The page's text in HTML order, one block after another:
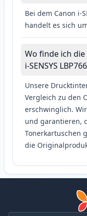
Bei dem Canon i-
handelt es sich
Wo finde ich
i-SENSYS
Unsere
Vergleich zu den
erschwinglich.
und garantieren,
Tonerkartuschen
die